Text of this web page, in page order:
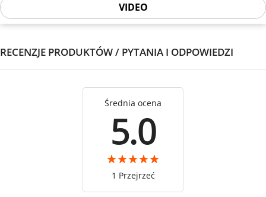
VIDEO
RECENZJE PRODUKTÓW / PYTANIA I ODPOWIEDZI
Średnia ocena
5.0
1 Przejrzeć